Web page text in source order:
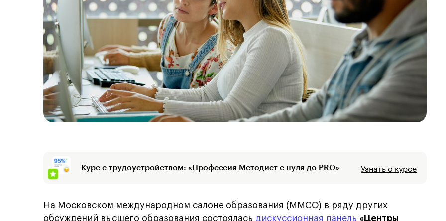
Курс с трудоустройством: « Профессия Методист с нуля до PRO» Узнать о курсе
На Московском международном салоне образования (ММСО) в ряду других
обсуждений высшего образования состоялась дискуссионная панель «Центры